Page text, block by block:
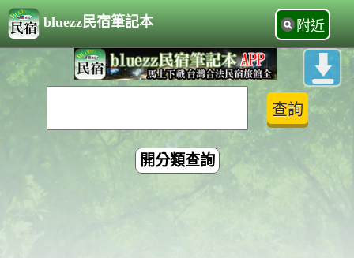
bluezz民宿筆記本 附近
開分類查詢